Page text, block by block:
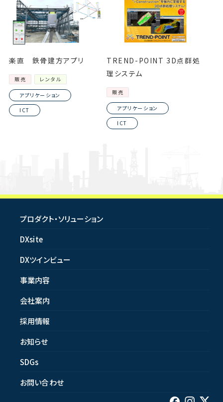
楽直 鉄骨建方アプリ
販売 レンタル
アプリケーション
ICT
TREND-POINT 3D点群処
理システム
販売
アプリケーション
ICT
プロダクト・ソリューション
DXsite
DXツインビュー
事業内容
会社案内
採用情報
お知らせ
SDGs
お問い合わせ